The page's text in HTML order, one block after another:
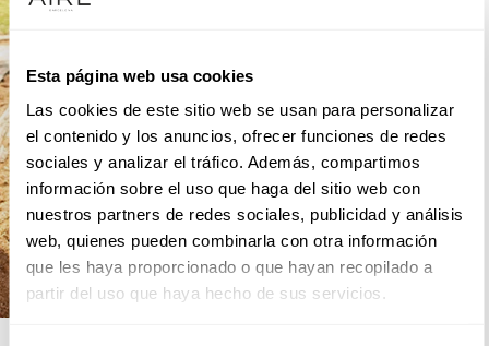
Esta página web usa cookies
Las cookies de este sitio web se usan para personalizar
el contenido y los anuncios, ofrecer funciones de redes
sociales y analizar el tráfico. Además, compartimos
información sobre el uso que haga del sitio web con
nuestros partners de redes sociales, publicidad y análisis
web, quienes pueden combinarla con otra información
que les haya proporcionado o que hayan recopilado a
partir del uso que haya hecho de sus servicios.